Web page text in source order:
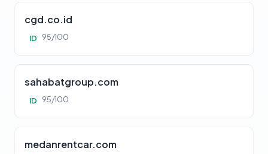
cgd.co.id
ID 95/100
sahabatgroup.com
ID 95/100
medanrentcar.com